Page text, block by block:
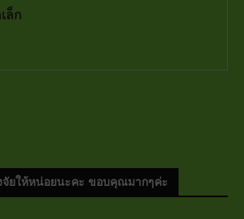
ล็ก
จัยให้หน่อยนะคะ ขอบคุณมากๆค่ะ